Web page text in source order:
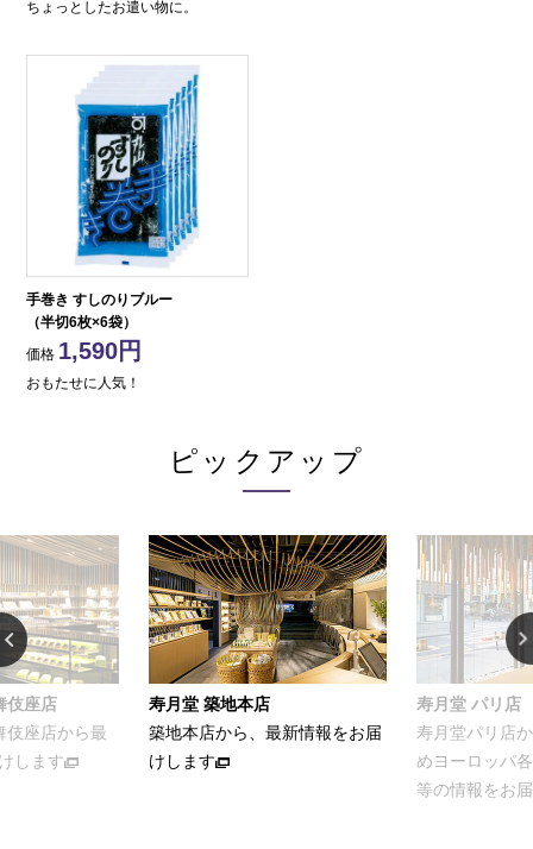
ちょっとしたお遣い物に。
手巻き すしのりブルー
（半切6枚×6袋）
価格 1,590
おもたせに人気！
ピックアップ
新情報をお届
寿月堂 パリ店
寿月堂パリ店から、パリをはじ
めヨーロッパ各国のお得意さま
お家でカンタ
お茶をおいし
ける簡単レシ